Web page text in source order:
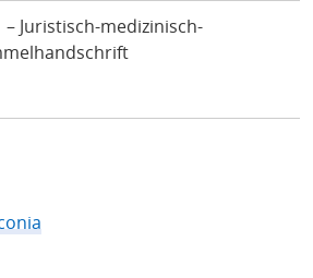
Juristisch-medizinisch-